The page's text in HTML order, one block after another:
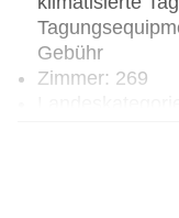
Gebühr
Zimmer: 269